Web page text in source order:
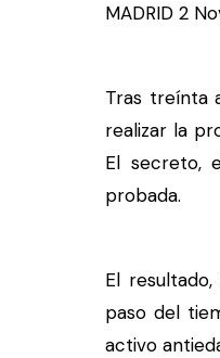
MADRID 2
Tras treínta
realizar la
El secreto,
probada.
El
paso del
activo